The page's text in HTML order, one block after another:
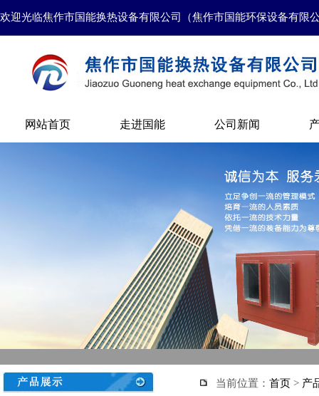
欢迎光临焦作市国能换热设备有限公司（焦作市国能环保设备有限
网站首页 走进国能 公司新闻
当前位置： 首页 > 产